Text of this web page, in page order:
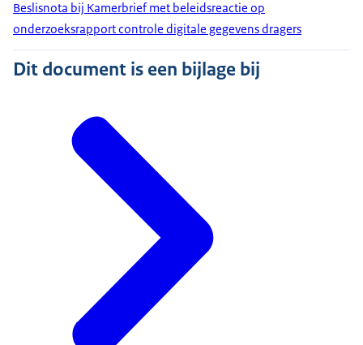
Beslisnota bij Kamerbrief met beleidsreactie op
onderzoeksrapport controle digitale gegevens dragers
Dit document is een bijlage bij